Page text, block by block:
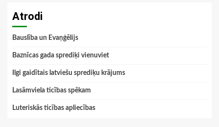
Atrodi
Bauslība un Evaņģēlijs
Baznīcas gada sprediķi vienuviet
Ilgi gaidītais latviešu sprediķu krājums
Lasāmviela ticības spēkam
Luteriskās ticības apliecības